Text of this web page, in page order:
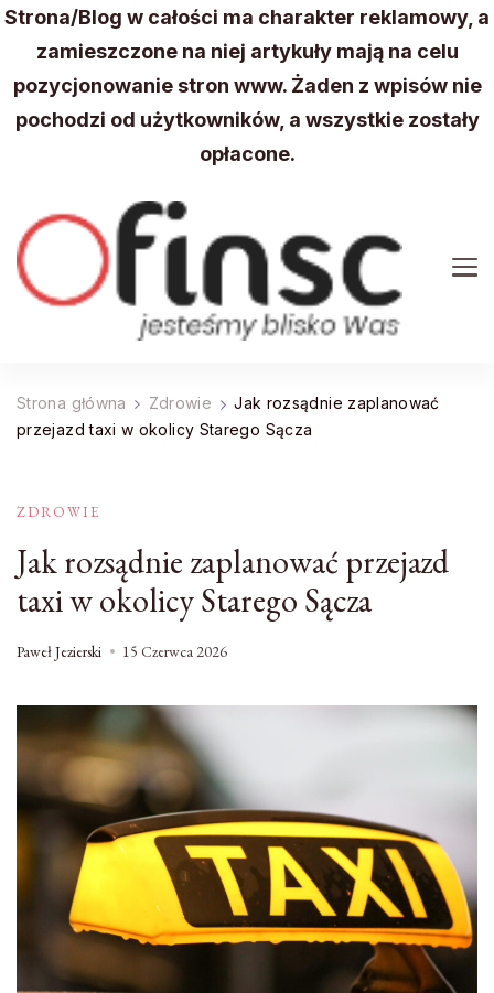
Strona/Blog w całości ma charakter reklamowy, a
zamieszczone na niej artykuły mają na celu
pozycjonowanie stron www. Żaden z wpisów nie
pochodzi od użytkowników, a wszystkie zostały
opłacone.
Strona główna Zdrowie
Jak rozsądnie zaplanować
przejazd taxi w okolicy Starego Sącza
ZDROWIE
Jak rozsądnie zaplanować przejazd
taxi w okolicy Starego Sącza
Paweł Jezierski 15 Czerwca 2026